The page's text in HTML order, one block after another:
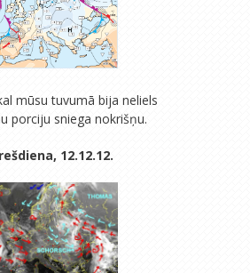
mūsu tuvumā bija neliels
porciju sniega nokrišņu.
12.12.12.